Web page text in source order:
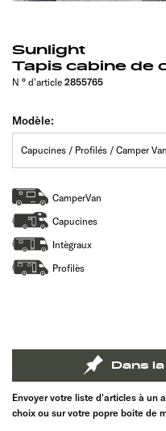
Sunlight
Tapis cabine de
N ° d'article 2855765
Modèle:
CamperVan
Capucines
Intègraux
Profilès
Dans
Envoyer votre liste d'articles à un
choix ou sur votre popre boite de